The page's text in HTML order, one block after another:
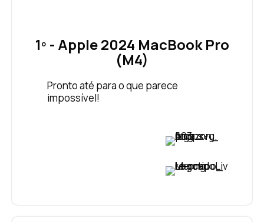
1º - Apple 2024 MacBook Pro
(M4)
Pronto até para o que parece
impossível!